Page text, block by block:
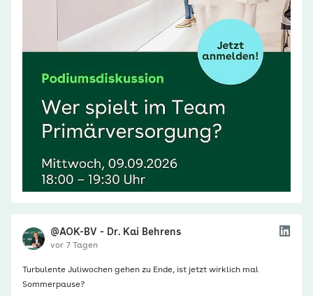
@AOK-BV - Dr. Kai Behrens
vor 7 Tagen
Turbulente Juliwochen gehen zu Ende, ist jetzt wirklich mal
Sommerpause?